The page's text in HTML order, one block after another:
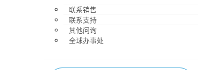
联系销售
联系支持
其他问询
全球办事处